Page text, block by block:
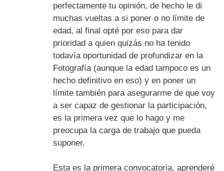
perfectamente tu opinión, de hecho le di
muchas vueltas a si poner o no límite de
edad, al final opté por eso para dar
prioridad a quien quizás no ha tenido
todavía oportunidad de profundizar en la
Fotografía (aunque la edad tampoco es un
hecho definitivo en eso) y en poner un
límite también para asegurarme de que voy
a ser capaz de gestionar la participación,
es la primera vez que lo hago y me
preocupa la carga de trabajo que pueda
suponer.
Esta es la primera convocatoria, aprenderé